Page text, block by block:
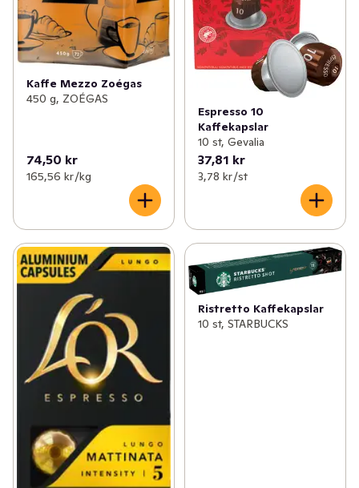
Kaffe Mezzo Zoégas
450 g, ZOÉGAS
74,50 kr
165,56 kr /kg
Espresso 10
Kaffekapslar
10 st, Gevalia
37,81 kr
3,78 kr /st
Ristretto Kaffekapslar
10 st, STARBUCKS